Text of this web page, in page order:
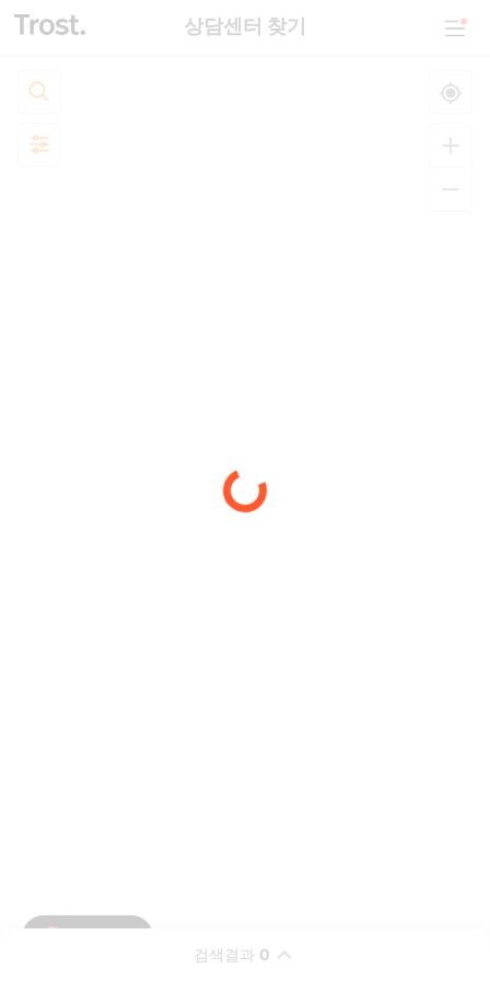
상담센터 찾기
검색결과 0